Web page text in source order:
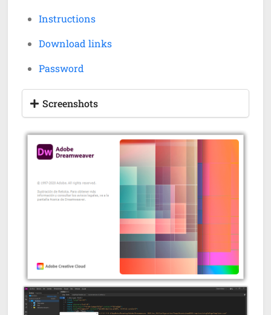
Instructions
Download links
Password
Screenshots